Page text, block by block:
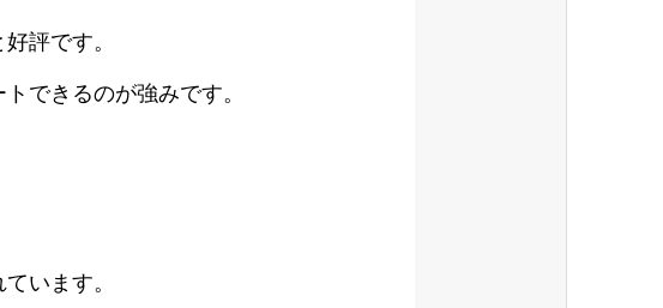
評です。
できるのが強みです。
います。